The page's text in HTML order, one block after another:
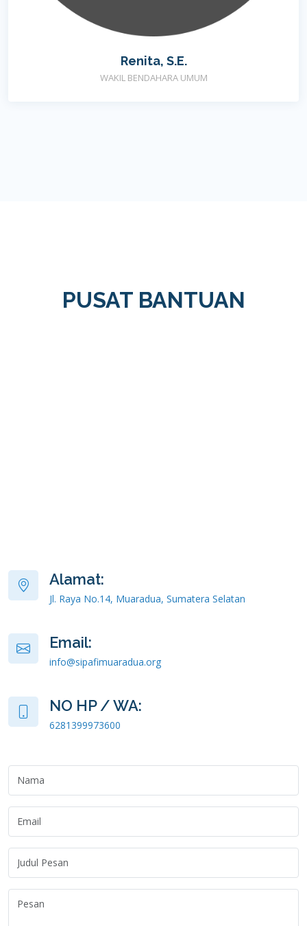
Renita, S.E.
WAKIL BENDAHARA UMUM
PUSAT BANTUAN
Alamat:
Jl. Raya No.14, Muaradua, Sumatera Selatan
Email:
info@sipafimuaradua.org
NO HP / WA:
6281399973600